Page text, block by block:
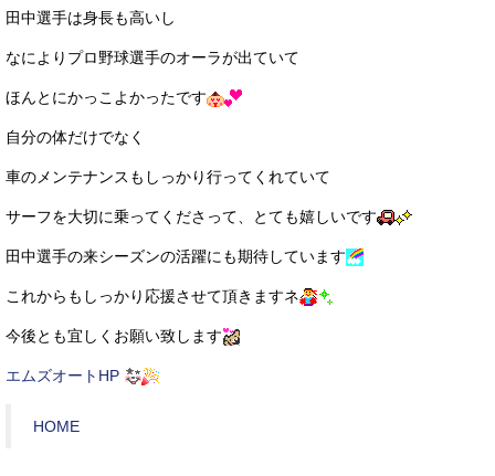
田中選手は身長も高いし
なによりプロ野球選手のオーラが出ていて
ほんとにかっこよかったです
自分の体だけでなく
車のメンテナンスもしっかり行ってくれていて
サーフを大切に乗ってくださって、とても嬉しいです
田中選手の来シーズンの活躍にも期待しています
これからもしっかり応援させて頂きますネ
今後とも宜しくお願い致します
エムズオートHP
HOME